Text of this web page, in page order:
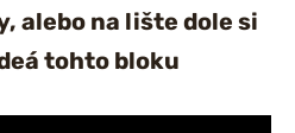
alebo na lište dole si
tohto bloku